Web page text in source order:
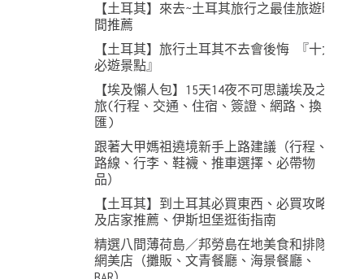
【土耳其】來去~土耳其旅行之最佳旅遊時
間推薦
【土耳其】旅行土耳其不去會後悔 『十大
必遊景點』
【埃及懶人包】15天14夜不可思議埃及之
旅(行程、交通、住宿、簽證、網路、換
匯)
跟著大甲媽祖遶境新手上路建議（行程、
路線、行李、鞋襪、推車選擇、必帶物
品）
【土耳其】到土耳其必買東西、必買攻略
及店家推薦、伊斯坦堡逛街指南
精選八間薄荷島／邦勞島在地美食和排隊
網美店（攤販、文青餐廳、海景餐廳、